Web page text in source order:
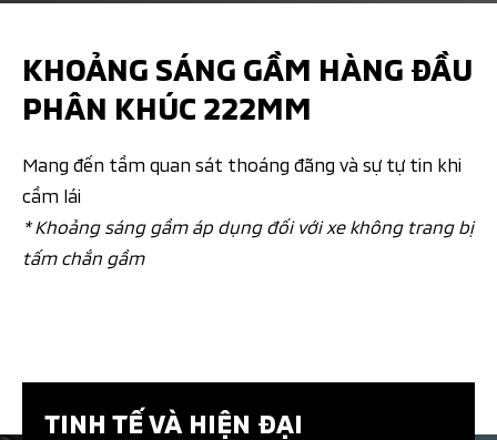
KHOẢNG SÁNG GẦM HÀNG ĐẦU
PHÂN KHÚC 222MM
Mang đến tầm quan sát thoáng đãng và sự tự tin khi
cầm lái
* Khoảng sáng gầm áp dụng đối với xe không trang bị
tấm chắn gầm
TINH TẾ VÀ HIỆN ĐẠI​